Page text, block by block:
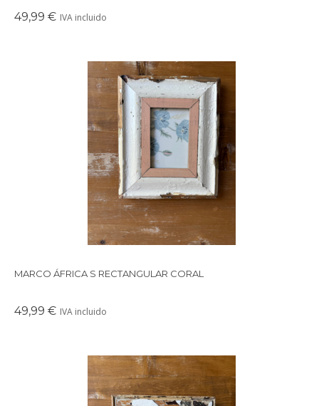
49,99 € IVA incluido
Precioso marco cuadrado para colgar o apoyar en la pared
realizado con maderas recicladas.
MARCO ÁFRICA S RECTANGULAR CORAL
49,99 € IVA incluido